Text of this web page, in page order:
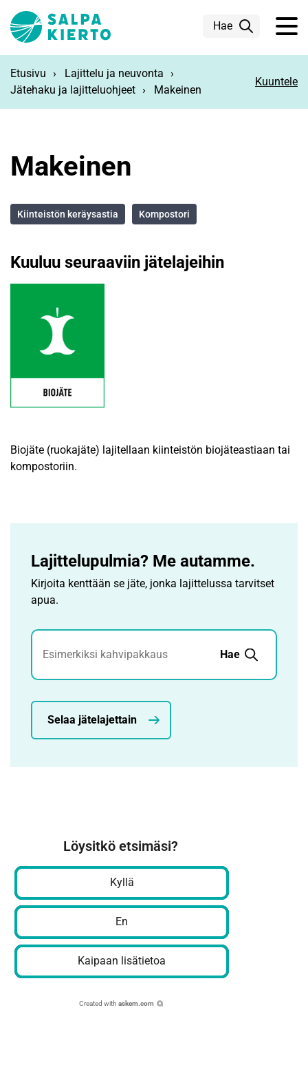
Hae
Etusivu
Lajittelu ja neuvonta
Jätehaku ja lajitteluohjeet
Makeinen
Kuuntele
Makeinen
Kiinteistön keräysastia Kompostori
Kuuluu seuraaviin jätelajeihin
Biojäte (ruokajäte) lajitellaan kiinteistön biojäteastiaan tai
kompostoriin.
Lajittelupulmia? Me autamme.
Kirjoita kenttään se jäte, jonka lajittelussa tarvitset
apua.
Jätehaku
Hae
Selaa jätelajettain
Löysitkö etsimäsi?
Kyllä
En
Kaipaan lisätietoa
Created with askem.com